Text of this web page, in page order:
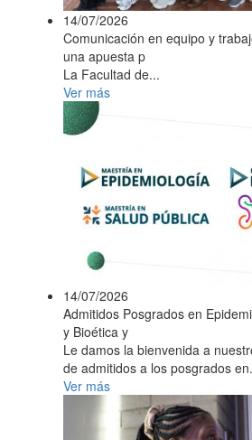
14/07/2026
Comunicación en equipo y
una apuesta p
La Facultad de...
Ver más
14/07/2026
Admitidos Posgrados en
y Bioética y
Le damos la bienvenida a
de admitidos a los posgrados
Ver más